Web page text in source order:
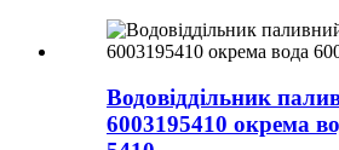
Водовіддільник
6003195410 окрема